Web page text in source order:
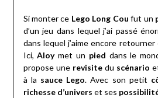
Si monter ce Lego Long Cou fut un
d’un jeu dans lequel j’ai passé
dans lequel j’aime encore
Ici,Aloymet un pied dans le
propose une revisitedu scénario
à la sauce Lego. Avec son petit
richesse d’univers et ses